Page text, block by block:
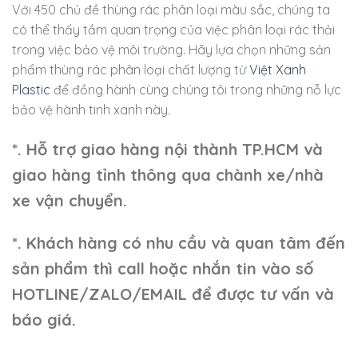
Với 450 chủ đề thùng rác phân loại màu sắc, chúng ta
có thể thấy tầm quan trọng của việc phân loại rác thải
trong việc bảo vệ môi trường. Hãy lựa chọn những sản
phẩm thùng rác phân loại chất lượng từViệt Xanh
Plastic để đồng hành cùng chúng tôi trong những nỗ lực
bảo vệ hành tinh xanh này.
*. Hỗ trợ giao hàng nội thành TP.HCM và
giao hàng tỉnh thông qua chành xe/nhà
xe vận chuyển.
*. Khách hàng có nhu cầu và quan tâm đến
sản phẩm thì call hoặc nhắn tin vào số
HOTLINE/ZALO/EMAIL để được tư vấn và
báo giá.